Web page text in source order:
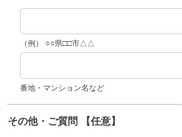
（例） ○○県□□市△△
番地・マンション名など
その他・ご質問 【任意】